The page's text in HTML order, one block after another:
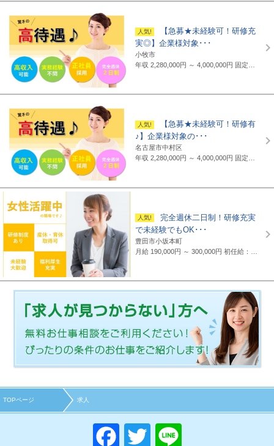
【急募★未経験可！研修充
実◎】企業様対象･･･
小牧市
年収 2,280,000円 ～ 4,000,000円 固定給制 月給16万円～25万円（諸手当含まず）＋報奨金＋賞与年2回 ※地域・能力により異なります。 ◆正職員の平均給与例 434,000円(2019年度実績) ※上記には賞与は含まれていません。 ◆支給例 月給20万円～／東京・神奈川・千葉・埼玉の支社 月給19万円～／愛知・三重・京都・大阪の支社 月給18万円～／山梨・岐阜・静岡・滋賀・兵庫・広島・福岡の支社 ※一部支社により異なる ※入社前に行なわれる研修の受講手当は日給3500円～4000円（地域により異なる） ◆通勤交通費 月額3万5千円まで全額支給(超過部分は2万円まで半額支給)
【急募★未経験可！研修有
♪】企業様対象の･･･
名古屋市中村区
年収 2,280,000円 ～ 4,000,000円 固定給制 月給16万円～25万円（諸手当含まず）＋報奨金＋賞与年2回 ※地域・能力により異なります。 ◆正職員の平均給与例 平均給与：434,000円(2019年度実績) ※上記には賞与は含まれていません。 ◆支給例 月給20万円～／東京・神奈川・千葉・埼玉の支社 月給19万円～／愛知・三重・京都・大阪の支社 月給18万円～／山梨・岐阜・静岡・滋賀・兵庫・広島・福岡の支社 ※一部支社により異なる ※入社前に行なわれる研修の受講手当は日給3500円～4000円（地域により異なる） ◆通勤交通費 月額3万5千円まで全額支給(超過部分は2万円まで半額支給)
完全週休二日制！研修充実
で未経験でもOK･･･
豊田市小坂本町
月給 190,000円 ～ 300,000円初任給：16万～25万円+諸手当(地域・能力により異なる) 例：20万～25万円（東京都勤務） 平均給与：423,000円(平成29年度実績) ※給与は年間平均の税込定例給与であり、賞与は含んでおりません。
TOPページ 求人
F
T